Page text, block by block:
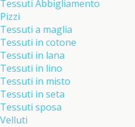
Tessuti Abbigliamento
Pizzi
Tessuti a maglia
Tessuti in cotone
Tessuti in lana
Tessuti in lino
Tessuti in misto
Tessuti in seta
Tessuti sposa
Velluti